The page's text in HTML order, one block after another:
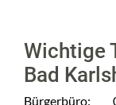
Wichtige
Bad
Bürgerbüro: